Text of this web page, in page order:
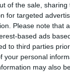
of the sale,
for targeted
Please note that
based ads
to third parties
your personal
may also
EFE/ Giner /Archivo
preferida de